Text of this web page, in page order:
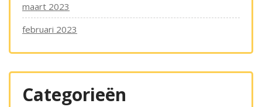
maart 2023
februari 2023
Categorieën